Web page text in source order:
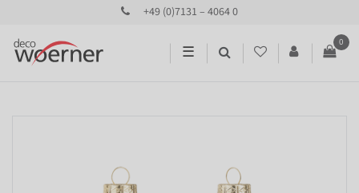
+49 (0)7131 – 4064 0
☰
0